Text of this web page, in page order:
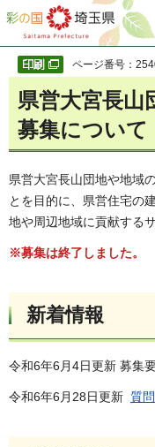
彩の国 埼玉県
ページ番号：
県営大宮長山
募集について
県営大宮長山団地や地域
とを目的に、県営住宅の
地や周辺地域に貢献する
※募集は終了しました。
新着情報
令和6年6月4日更新 募集
令和6年6月28日更新 質